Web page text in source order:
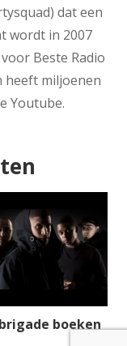
dat een
wordt in 2007
Beste Radio
heeft miljoenen
Youtube.
boeken